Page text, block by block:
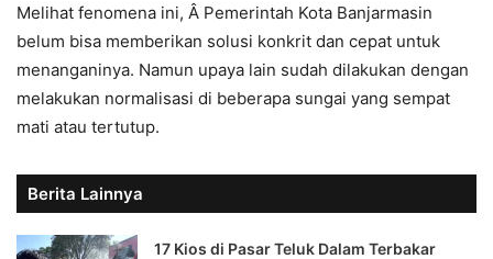
Melihat fenomena ini, Â Pemerintah Kota Banjarmasin
belum bisa memberikan solusi konkrit dan cepat untuk
menanganinya. Namun upaya lain sudah dilakukan dengan
melakukan normalisasi di beberapa sungai yang sempat
mati atau tertutup.
Berita Lainnya
17 Kios di Pasar Teluk Dalam Terbakar